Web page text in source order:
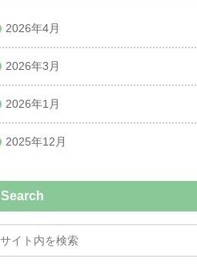
2026年4月
2026年3月
2026年1月
2025年12月
Search